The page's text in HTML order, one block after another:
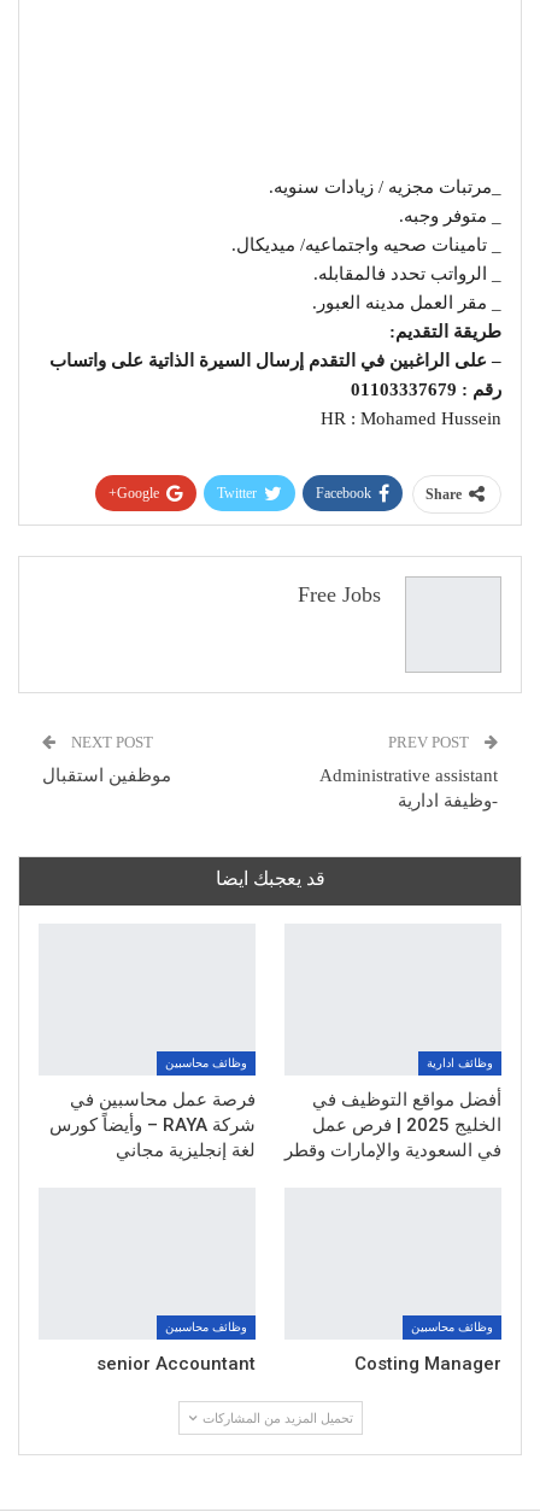
_مرتبات مجزيه / زيادات سنويه.
_ متوفر وجبه.
_ تامينات صحيه واجتماعيه/ ميديكال.
_ الرواتب تحدد فالمقابله.
_ مقر العمل مدينه العبور.
طريقة التقديم:
– على الراغبين في التقدم إرسال السيرة الذاتية على واتساب
رقم : 01103337679
HR : Mohamed Hussein
Share
Facebook
Twitter
Google+
البريد الإلكتروني
Free Jobs
Administrative assistant
-وظيفة ادارية
NEXT POST
موظفين استقبال
قد يعجبك ايضا
وظائف ادارية
أفضل مواقع التوظيف في
الخليج 2025 | فرص عمل
في السعودية والإمارات وقطر
وظائف محاسبين
فرصة عمل محاسبين في
شركة RAYA – وأيضاً كورس
لغة إنجليزية مجاني
وظائف محاسبين
Costing Manager
وظائف محاسبين
senior Accountant
تحميل المزيد من المشاركات